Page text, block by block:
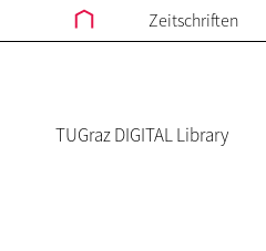
Zeitschriften
TUGraz DIGITAL Library